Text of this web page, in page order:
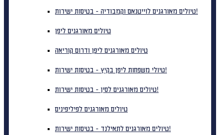
טיולים מאורגנים לוייטנאם וקמבודיה - בטיסות ישירות!
טיולים מאורגנים ליפן
טיולים מאורגנים ליפן ודרום קוריאה
טיולי משפחות ליפן בקיץ - בטיסות ישירות!
טיולים מאורגנים לסין - בטיסות ישירות!
טיולים מאורגנים לפיליפינים
טיולים מאורגנים לתאילנד - בטיסות ישירות!